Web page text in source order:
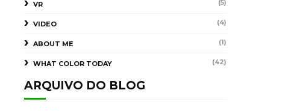
VR (5)
VIDEO (4)
ABOUT ME (1)
WHAT COLOR TODAY (42)
ARQUIVO DO BLOG